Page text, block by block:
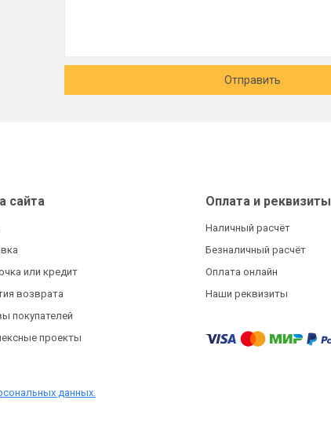
Отправить
сайта
или кредит
возврата
покупателей
проекты
Оплата и реквизиты
Наличный расчёт
Безналичный расчёт
Оплата онлайн
Наши реквизиты
данных.